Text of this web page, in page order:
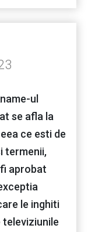
ul
se afla la
ce esti de
termenii,
aprobat
le inghiti
televiziunile